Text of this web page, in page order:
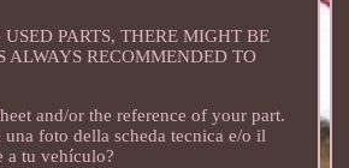
PARTS, THERE MIGHT BE
ALWAYS RECOMMENDED TO
and/or the reference of your part.
foto della scheda tecnica e/o il
a tu vehículo?